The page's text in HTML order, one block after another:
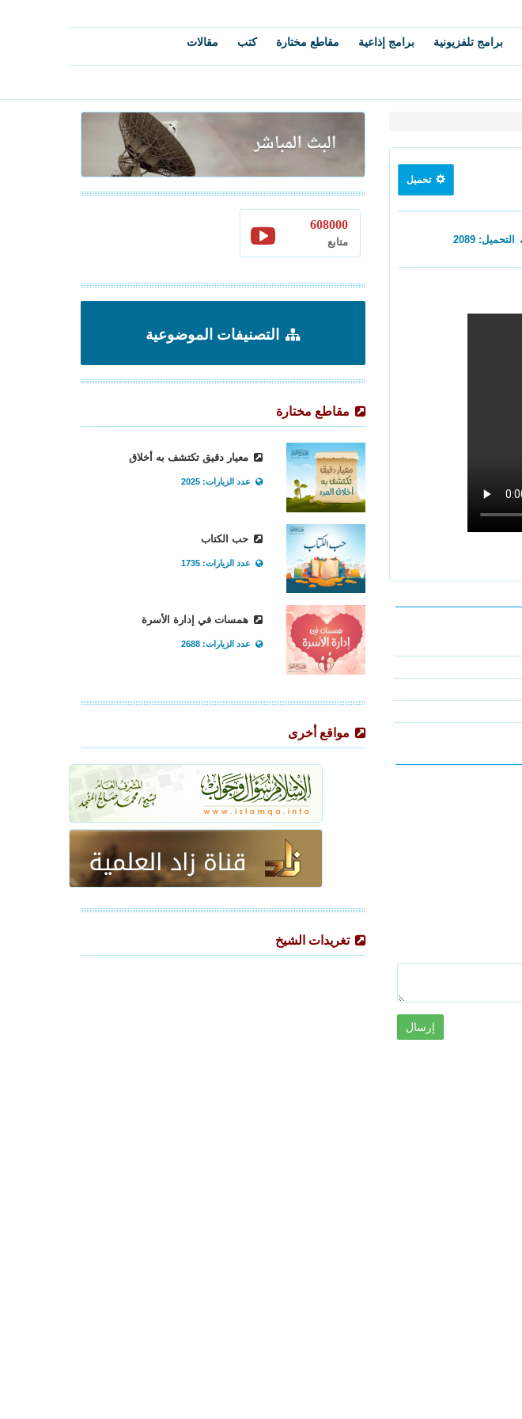
برامج تلفزيونية برامج إذاعية مقاطع مختارة كتب مقالات
تحميل
التحميل: 2089
إرسال
608000
متابع
التصنيفات الموضوعية
مقاطع مختارة
معيار دقيق تكتشف به أخلاق
عدد الزيارات: 2025
حب الكتاب
عدد الزيارات: 1735
همسات في إدارة الأسرة
عدد الزيارات: 2688
مواقع أخرى
تغريدات الشيخ